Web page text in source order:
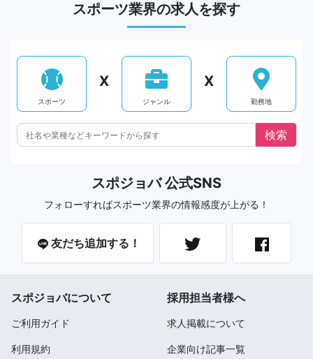
スポーツ業界の求人を探す
スポーツ
X
ジャンル
X
勤務地
スポジョバ 公式SNS
フォローすればスポーツ業界の情報感度が上がる！
友だち追加する！
スポジョバについて
ご利用ガイド
利用規約
採用担当者様へ
求人掲載について
企業向け記事一覧